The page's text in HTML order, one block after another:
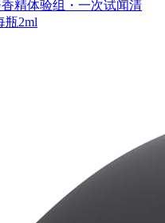
精体验组・一次试闻清
瓶2ml